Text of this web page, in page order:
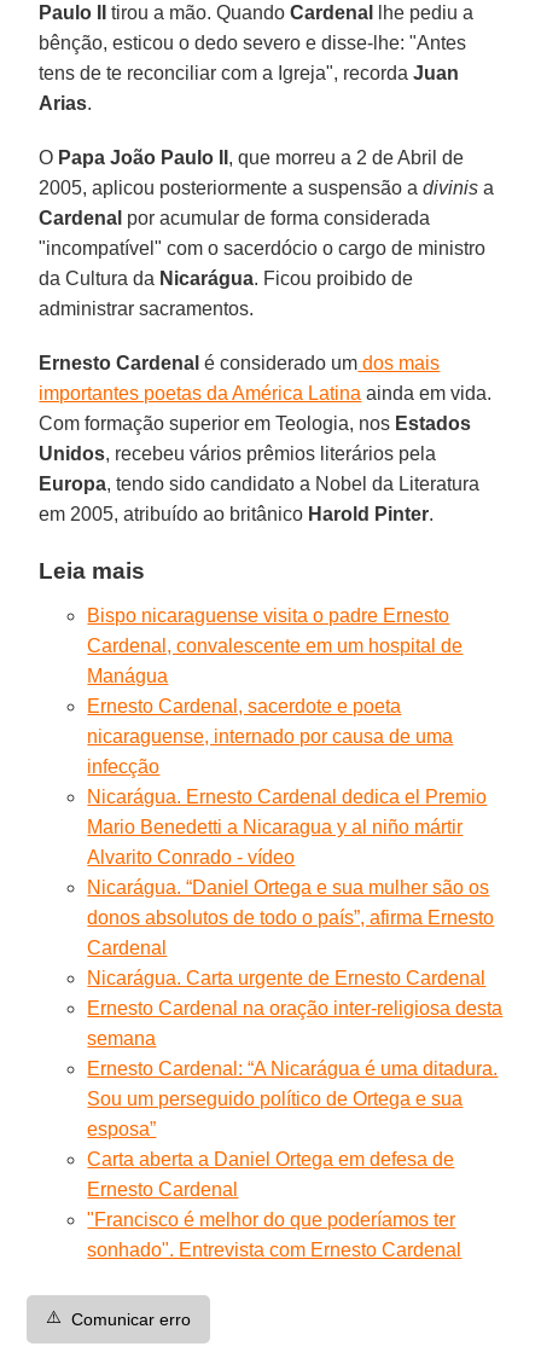
Paulo II
tirou a mão. QuandoCardenal
lhe pediu a
bênção, esticou o dedo severo e disse-lhe: "Antes
tens de te reconciliar com a Igreja", recordaJuan
Arias.
O Papa João Paulo II , que morreu a 2 de Abril de
2005, aplicou posteriormente a suspensão adivinis a
Cardenal por acumular de forma considerada
"incompatível" com o sacerdócio o cargo de ministro
da Cultura da Nicarágua. Ficou proibido de
administrar sacramentos.
Ernesto Cardenal é considerado um dos mais
importantes poetas da América Latina ainda em vida.
Com formação superior em Teologia, nos Estados
Unidos, recebeu vários prêmios literários pela
Europa, tendo sido candidato a Nobel da Literatura
em 2005, atribuído ao britânico Harold Pinter.
Leia mais
Bispo nicaraguense visita o padre Ernesto
Cardenal, convalescente em um hospital de
Manágua
Ernesto Cardenal, sacerdote e poeta
nicaraguense, internado por causa de uma
infecção
Nicarágua. Ernesto Cardenal dedica el Premio
Mario Benedetti a Nicaragua y al niño mártir
Alvarito Conrado - vídeo
Nicarágua. “Daniel Ortega e sua mulher são os
donos absolutos de todo o país”, afirma Ernesto
Cardenal
Nicarágua. Carta urgente de Ernesto Cardenal
Ernesto Cardenal na oração inter-religiosa desta
semana
Ernesto Cardenal: “A Nicarágua é uma ditadura.
Sou um perseguido político de Ortega e sua
esposa”
Carta aberta a Daniel Ortega em defesa de
Ernesto Cardenal
"Francisco é melhor do que poderíamos ter
sonhado". Entrevista com Ernesto Cardenal
⚠️ Comunicar erro